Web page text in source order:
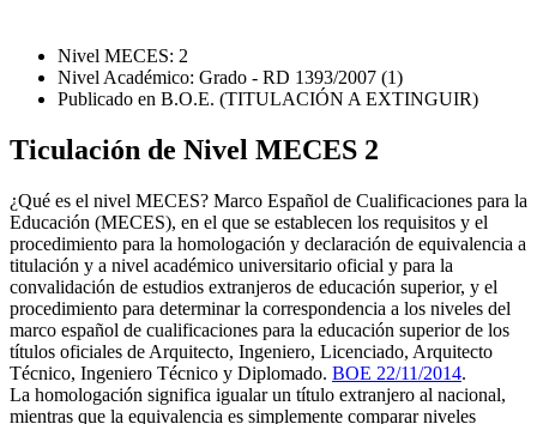
Nivel MECES: 2
Nivel Académico: Grado - RD 1393/2007 (1)
Publicado en B.O.E. (TITULACIÓN A EXTINGUIR)
Ticulación de Nivel MECES 2
¿Qué es el nivel MECES? Marco Español de Cualificaciones para la
Educación (MECES), en el que se establecen los requisitos y el
procedimiento para la homologación y declaración de equivalencia a
titulación y a nivel académico universitario oficial y para la
convalidación de estudios extranjeros de educación superior, y el
procedimiento para determinar la correspondencia a los niveles del
marco español de cualificaciones para la educación superior de los
títulos oficiales de Arquitecto, Ingeniero, Licenciado, Arquitecto
Técnico, Ingeniero Técnico y Diplomado. BOE 22/11/2014.
La homologación significa igualar un título extranjero al nacional,
mientras que la equivalencia es simplemente comparar niveles